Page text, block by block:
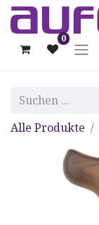
0
Alle Produkte